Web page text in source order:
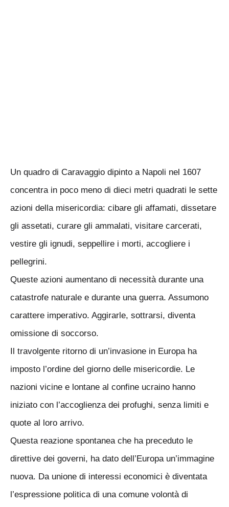
Un quadro di Caravaggio dipinto a Napoli nel 1607
concentra in poco meno di dieci metri quadrati le sette
azioni della misericordia: cibare gli affamati, dissetare
gli assetati, curare gli ammalati, visitare carcerati,
vestire gli ignudi, seppellire i morti, accogliere i
pellegrini.
Queste azioni aumentano di necessità durante una
catastrofe naturale e durante una guerra. Assumono
carattere imperativo. Aggirarle, sottrarsi, diventa
omissione di soccorso.
Il travolgente ritorno di un’invasione in Europa ha
imposto l’ordine del giorno delle misericordie. Le
nazioni vicine e lontane al confine ucraino hanno
iniziato con l’accoglienza dei profughi, senza limiti e
quote al loro arrivo.
Questa reazione spontanea che ha preceduto le
direttive dei governi, ha dato dell’Europa un’immagine
nuova. Da unione di interessi economici è diventata
l’espressione politica di una comune volontà di